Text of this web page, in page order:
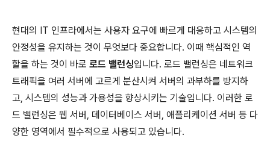
현대의 IT 인프라에서는 사용자 요구에 빠르게 대응하고 시스템의
안정성을 유지하는 것이 무엇보다 중요합니다. 이때 핵심적인 역
할을 하는 것이 바로 로드 밸런싱입니다. 로드 밸런싱은 네트워크
트래픽을 여러 서버에 고르게 분산시켜 서버의 과부하를 방지하
고, 시스템의 성능과 가용성을 향상시키는 기술입니다. 이러한 로
드 밸런싱은 웹 서버, 데이터베이스 서버, 애플리케이션 서버 등 다
양한 영역에서 필수적으로 사용되고 있습니다.